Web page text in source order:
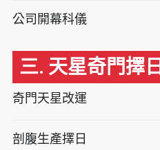
公司開幕科儀
三. 天星奇門擇日
奇門天星改運
剖腹生產擇日